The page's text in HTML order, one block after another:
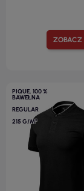
ZOBACZ
PIQUE, 100 %
BAWEŁNA
REGULAR
215 G/M²